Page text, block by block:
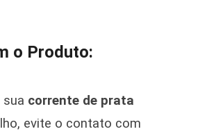
o Produto:
sua corrente de prata
evite o contato com